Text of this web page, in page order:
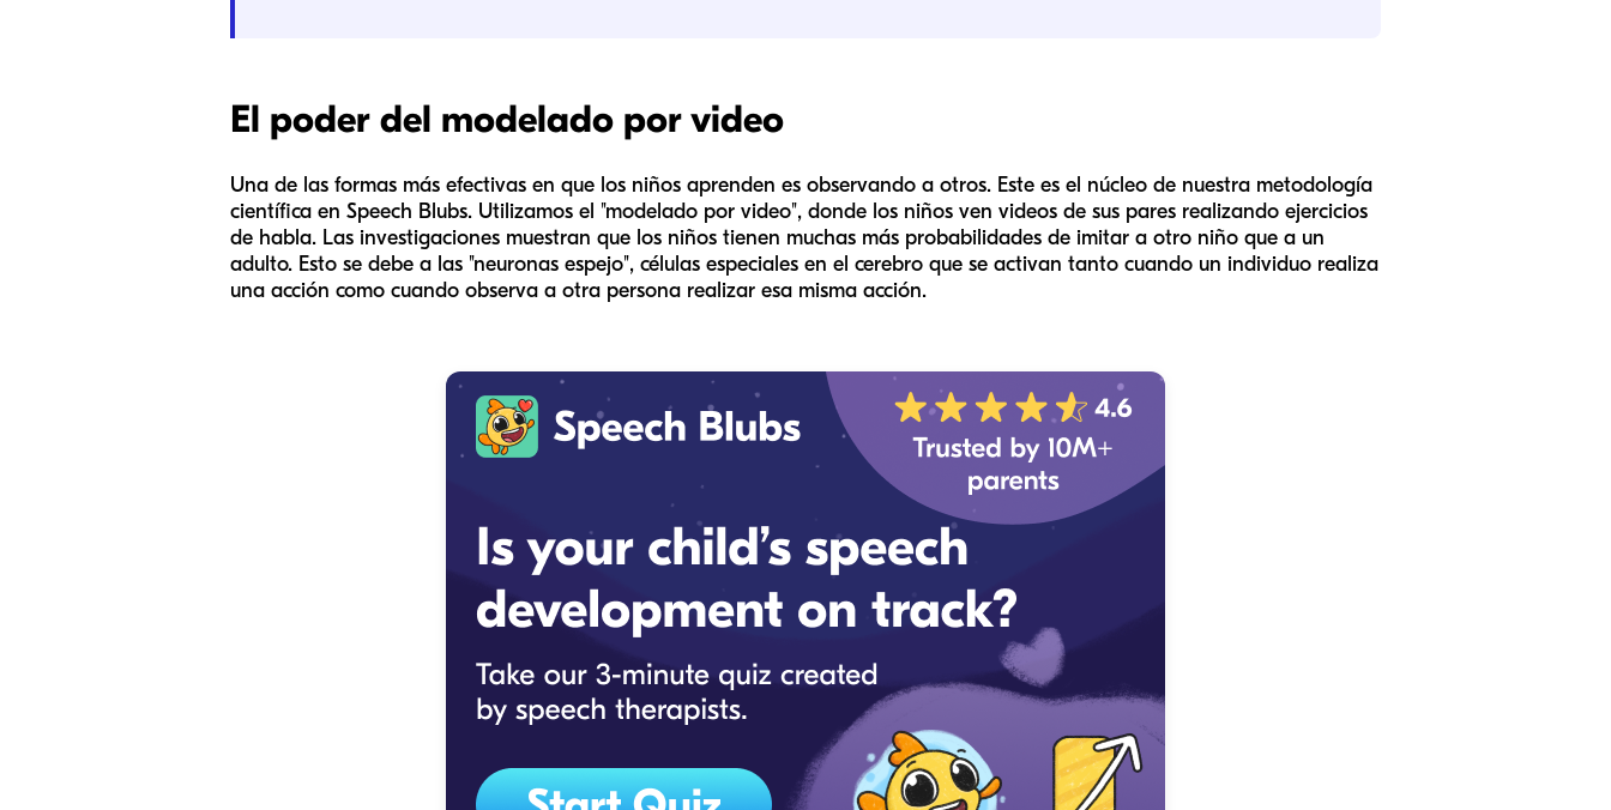
El poder del modelado por video
Una de las formas más efectivas en que los niños aprenden es observando a otros. Este es el núcleo de nuestra metodología
científica en Speech Blubs. Utilizamos el "modelado por video", donde los niños ven videos de sus pares realizando ejercicios
de habla. Las investigaciones muestran que los niños tienen muchas más probabilidades de imitar a otro niño que a un
adulto. Esto se debe a las "neuronas espejo", células especiales en el cerebro que se activan tanto cuando un individuo realiza
una acción como cuando observa a otra persona realizar esa misma acción.